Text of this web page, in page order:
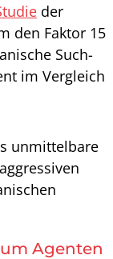
der
den Faktor 15
Such-
im Vergleich
unmittelbare
Agenten